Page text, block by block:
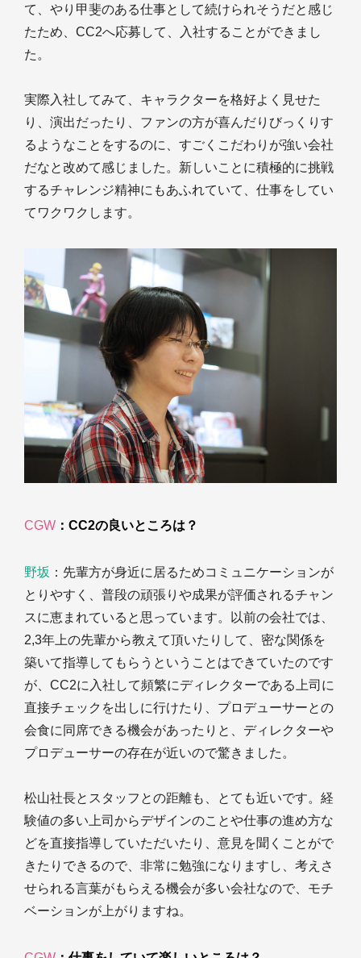
て、やり甲斐のある仕事として続けられそうだと感じ
たため、CC2へ応募して、入社することができまし
た。
実際入社してみて、キャラクターを格好よく見せた
り、演出だったり、ファンの方が喜んだりびっくりす
るようなことをするのに、すごくこだわりが強い会社
だなと改めて感じました。新しいことに積極的に挑戦
するチャレンジ精神にもあふれていて、仕事をしてい
てワクワクします。
CGW ：CC2の良いところは？
野坂 ：先輩方が身近に居るためコミュニケーションが
とりやすく、普段の頑張りや成果が評価されるチャン
スに恵まれていると思っています。以前の会社では、
2,3年上の先輩から教えて頂いたりして、密な関係を
築いて指導してもらうということはできていたのです
が、CC2に入社して頻繁にディレクターである上司に
直接チェックを出しに行けたり、プロデューサーとの
会食に同席できる機会があったりと、ディレクターや
プロデューサーの存在が近いので驚きました。
松山社長とスタッフとの距離も、とても近いです。経
験値の多い上司からデザインのことや仕事の進め方な
どを直接指導していただいたり、意見を聞くことがで
きたりできるので、非常に勉強になりますし、考えさ
せられる言葉がもらえる機会が多い会社なので、モチ
ベーションが上がりますね。